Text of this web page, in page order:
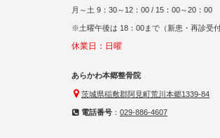
月～土 9：30～12：00 / 15：00～20：00
※土曜午後は 18：00まで（新患・再診受付
休業日：日曜
あらかわ本郷整骨院
茨城県稲敷郡阿見町荒川本郷1339-84
電話番号 ： 029-886-4607